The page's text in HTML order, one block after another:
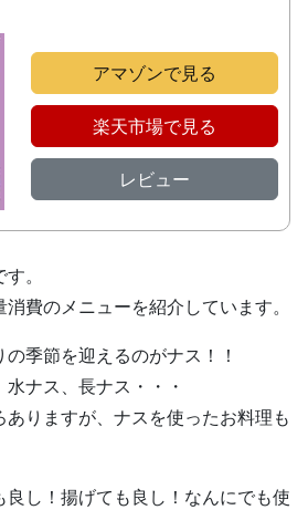
アマゾンで見る
楽天市場で見る
レビュー
。
費のメニューを紹介しています。
季節を迎えるのがナス！！
ナス、長ナス・・・
りますが、ナスを使ったお料理も
し！揚げても良し！なんにでも使